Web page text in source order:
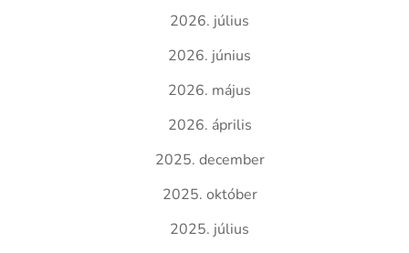
2026. július
2026. június
2026. május
2026. április
2025. december
2025. október
2025. július